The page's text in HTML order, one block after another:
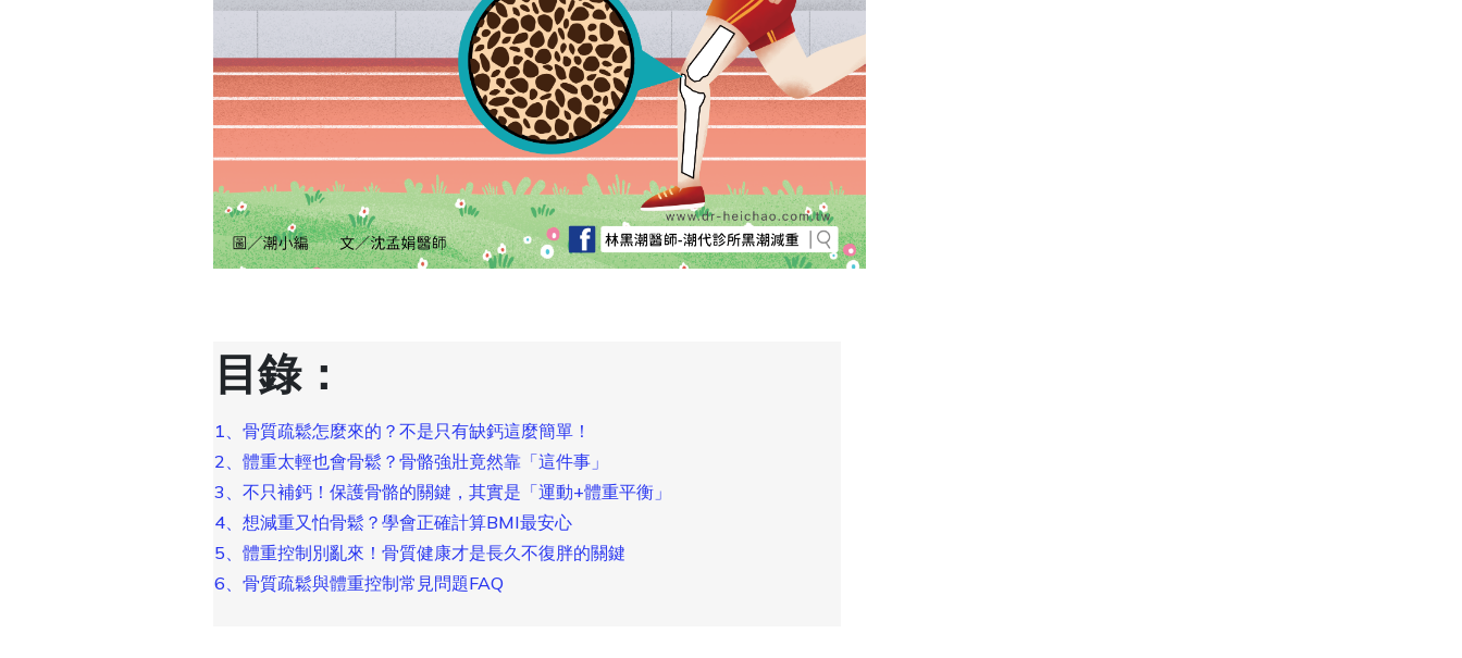
目錄：
1、骨質疏鬆怎麼來的？不是只有缺鈣這麼簡單！
2、體重太輕也會骨鬆？骨骼強壯竟然靠「這件事」
3、不只補鈣！保護骨骼的關鍵，其實是「運動+體重平衡」
4、想減重又怕骨鬆？學會正確計算BMI最安心
5、體重控制別亂來！骨質健康才是長久不復胖的關鍵
6、骨質疏鬆與體重控制常見問題FAQ